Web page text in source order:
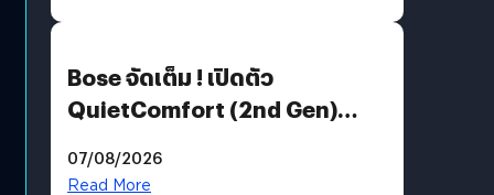
Bose จัดเต็ม ! เปิดตัว
QuietComfort (2nd Gen)
07/08/2026
Read More